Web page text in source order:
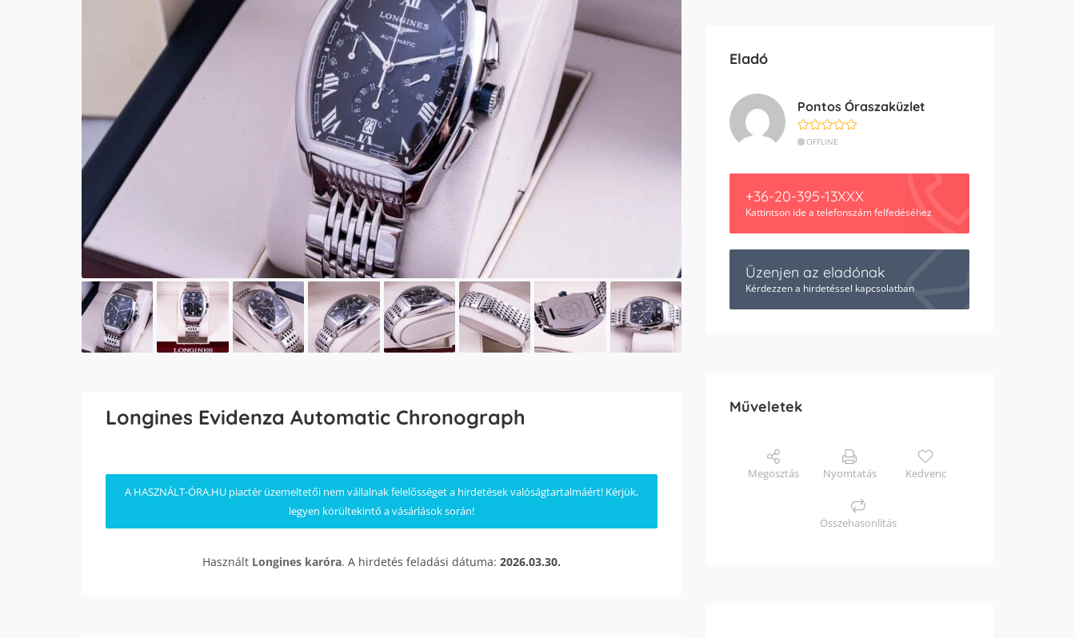
Longines Evidenza Automatic Chronograph
A HASZNÁLT-ÓRA.HU piactér üzemeltetői nem vállalnak felelősséget a hirdetések valóságtartalmáért! Kérjük,
legyen körültekintő a vásárlások során!
Használt Longines karóra. A hirdetés feladási dátuma: 2026.03.30.
Eladó
Pontos Óraszaküzlet
OFFLINE
+36-20-395-13XXX
Kattintson ide a telefonszám felfedéséhez
Üzenjen az eladónak
Kérdezzen a hirdetéssel kapcsolatban
Műveletek
Megosztás Nyomtatás Kedvenc
Összehasonlítás